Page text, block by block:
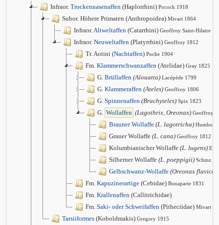
Infraor. Trockennasenaffen (Haplorrhini) Pocock 1918
Subor. Höhere Primaten (Anthropoidea) Mivart 1864
Infraor.Altweltaffen (Catarrhini) Geoffroy Saint-Hilaire
Infraor. Neuweltaffen (Platyrrhini) Geoffroy 1812
Tr. Aotini (Nachtaffen) Poche 1904
Fm. Klammerschwanzaffen (Atelidae) Gray 1825
G. Brüllaffen (Alouatta) Lacépède 1799
G. Klammeraffen (Ateles) Geoffroy 1806
G. Spinnenaffen (Brachyteles) Spix 1823
G. Wollaffen (Lagothrix, Oreonax) Geoffroy
Brauner Wollaffe (L. lagotricha)
Grauer Wollaffe (L. cana) Geoffroy 1812
Kolumbianischer Wollaffe (L. lugens)
Silberner Wollaffe (L. poeppigii) Schinz
Gelbschwanz-Wollaffe (Oreonax
Fm. Kapuzinerartige (Cebidae) Bonaparte 1831
Fm. Krallenaffen (Callitrichidae)
Fm. Saki- oder Schweifaffen (Pitheciidae) Mivart
Tarsiiformes (Koboldmakis) Gregory 1915